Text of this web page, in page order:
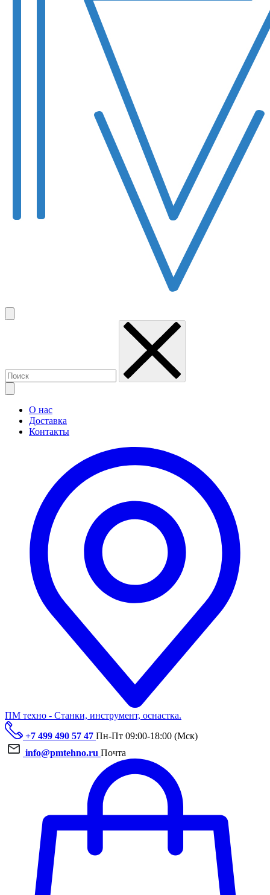
О нас
Доставка
Контакты
ПМ техно - Станки, инструмент, оснастка.
+7 499 490 57 47 Пн-Пт 09:00-18:00 (Мск)
info@pmtehno.ru Почта